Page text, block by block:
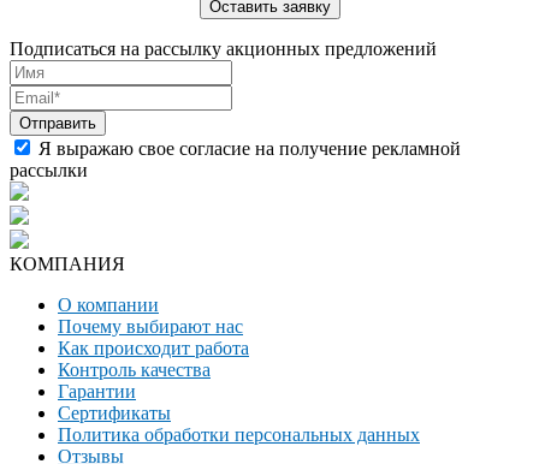
Подписаться на рассылку акционных предложений
Я выражаю свое согласие на получение рекламной
рассылки
КОМПАНИЯ
О компании
Почему выбирают нас
Как происходит работа
Контроль качества
Гарантии
Сертификаты
Политика обработки персональных данных
Отзывы